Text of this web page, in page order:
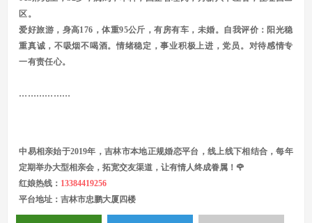
区。
爱好旅游，身高176，体重95公斤，有房有车，未婚。自我评价：阳光稳
重真诚，不吸烟不喝酒。情绪稳定，事业积极上进，党员。对待感情专
一有责任心。
………………
中易相亲始于2019年，吉林市本地正规婚恋平台，线上线下相结合，每年
定期举办大型相亲会，拓宽交友渠道，让有情人终成眷属！🌹
红娘热线： 13384419256
平台地址：吉林市忠鹏大厦四楼